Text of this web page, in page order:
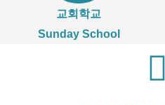
교회학교
Sunday School